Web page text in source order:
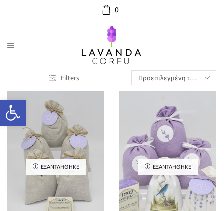
0
Filters
ΕΞΑΝΤΛΉΘΗΚΕ ΕΞΑΝΤΛΉΘΗΚΕ